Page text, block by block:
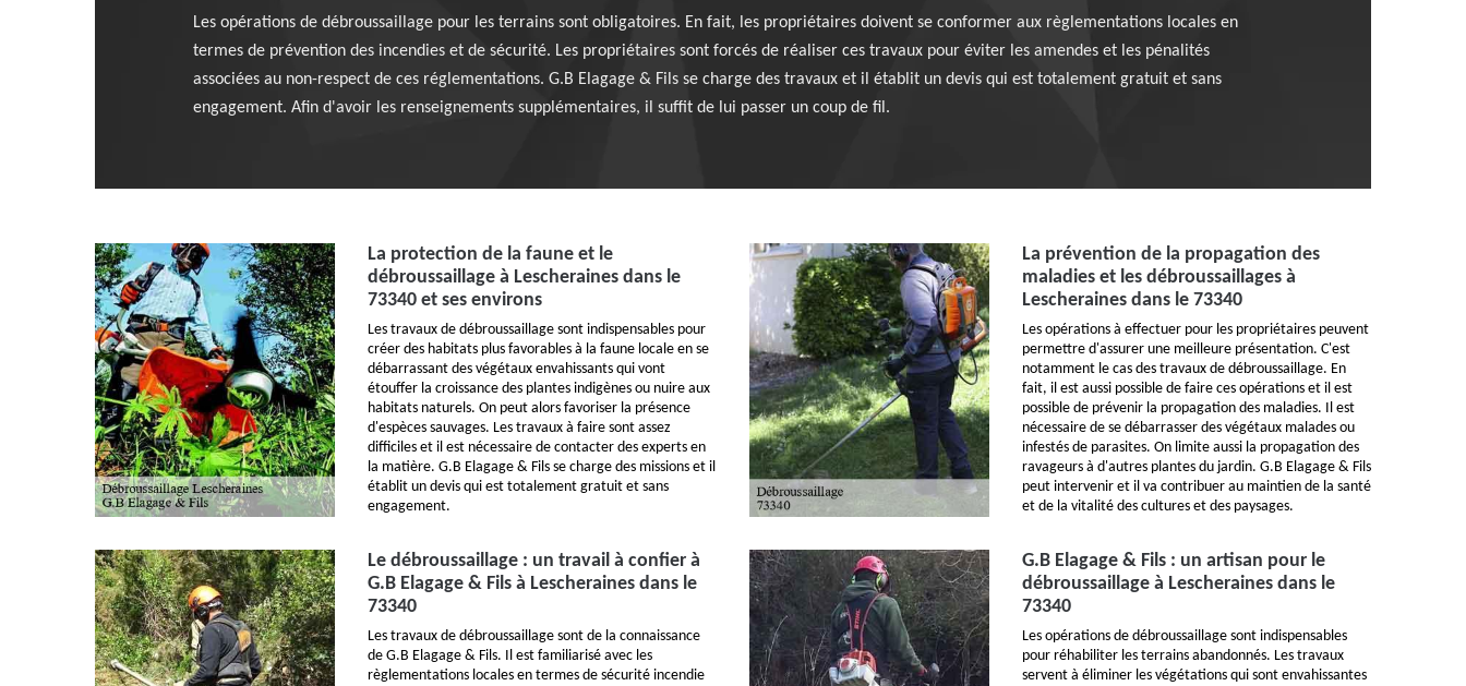
Les opérations de débroussaillage pour les terrains sont obligatoires. En fait, les propriétaires doivent se conformer aux règlementations locales en
termes de prévention des incendies et de sécurité. Les propriétaires sont forcés de réaliser ces travaux pour éviter les amendes et les pénalités
associées au non-respect de ces réglementations. G.B Elagage & Fils se charge des travaux et il établit un devis qui est totalement gratuit et sans
engagement. Afin d'avoir les renseignements supplémentaires, il suffit de lui passer un coup de fil.
La protection de la faune et le
débroussaillage à Lescheraines dans le
73340 et ses environs
Les travaux de débroussaillage sont indispensables pour
créer des habitats plus favorables à la faune locale en se
débarrassant des végétaux envahissants qui vont
étouffer la croissance des plantes indigènes ou nuire aux
habitats naturels. On peut alors favoriser la présence
d'espèces sauvages. Les travaux à faire sont assez
difficiles et il est nécessaire de contacter des experts en
la matière. G.B Elagage & Fils se charge des missions et il
établit un devis qui est totalement gratuit et sans
engagement.
La prévention de la propagation des
maladies et les débroussaillages à
Lescheraines dans le 73340
Les opérations à effectuer pour les propriétaires peuvent
permettre d'assurer une meilleure présentation. C'est
notamment le cas des travaux de débroussaillage. En
fait, il est aussi possible de faire ces opérations et il est
possible de prévenir la propagation des maladies. Il est
nécessaire de se débarrasser des végétaux malades ou
infestés de parasites. On limite aussi la propagation des
ravageurs à d'autres plantes du jardin. G.B Elagage & Fils
peut intervenir et il va contribuer au maintien de la santé
et de la vitalité des cultures et des paysages.
Le débroussaillage : un travail à confier à
G.B Elagage & Fils à Lescheraines dans le
73340
Les travaux de débroussaillage sont de la connaissance
de G.B Elagage & Fils. Il est familiarisé avec les
règlementations locales en termes de sécurité incendie
G.B Elagage & Fils : un artisan pour le
débroussaillage à Lescheraines dans le
73340
Les opérations de débroussaillage sont indispensables
pour réhabiliter les terrains abandonnés. Les travaux
servent à éliminer les végétations qui sont envahissantes